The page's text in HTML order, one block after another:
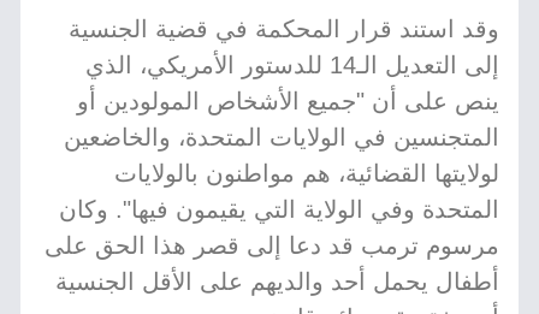
وقد استند قرار المحكمة في قضية الجنسية
إلى التعديل الـ14 للدستور الأمريكي، الذي
ينص على أن "جميع الأشخاص المولودين أو
المتجنسين في الولايات المتحدة، والخاضعين
لولايتها القضائية، هم مواطنون بالولايات
المتحدة وفي الولاية التي يقيمون فيها". وكان
مرسوم ترمب قد دعا إلى قصر هذا الحق على
أطفال يحمل أحد والديهم على الأقل الجنسية